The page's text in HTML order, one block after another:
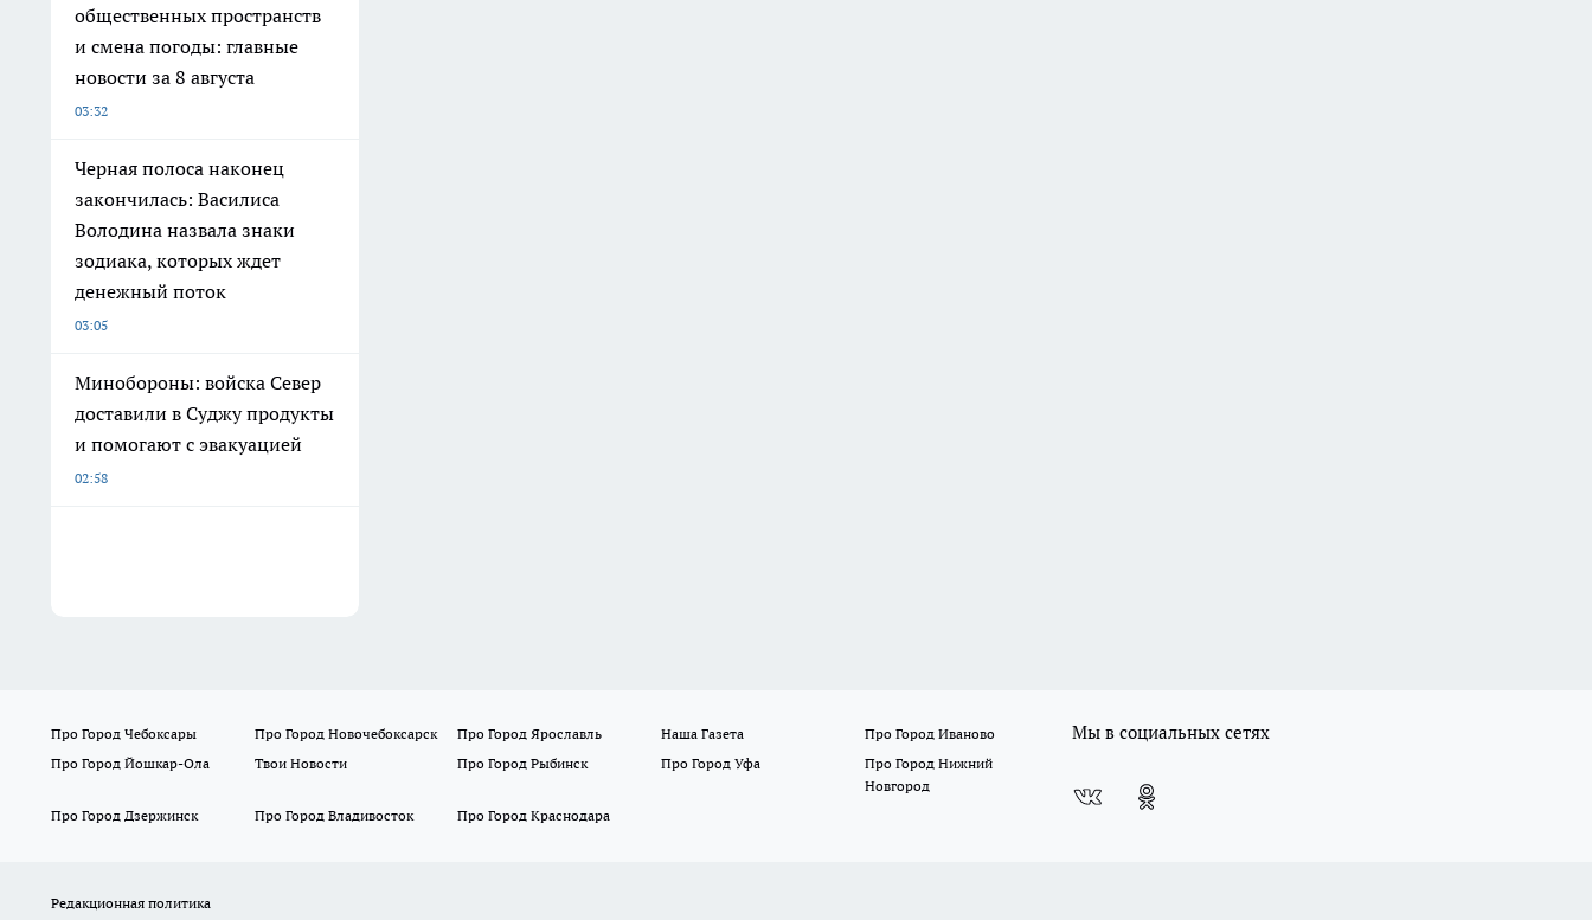
общественных пространств
и смена погоды: главные
новости за 8 августа
03:32
Черная полоса наконец
закончилась: Василиса
Володина назвала знаки
зодиака, которых ждет
денежный поток
03:05
Минобороны: войска Север
доставили в Суджу продукты
и помогают с эвакуацией
02:58
Про Город Чебоксары Про Город Новочебоксарск Про Город Ярославль Наша Газета
Про Город Иваново
Про Город Йошкар-Ола
Твои Новости Про Город Рыбинск Про Город Уфа
Про Город Нижний
Новгород
Про Город Дзержинск
Про Город Владивосток Про Город Краснодара
Мы в социальных сетях
Редакционная политика